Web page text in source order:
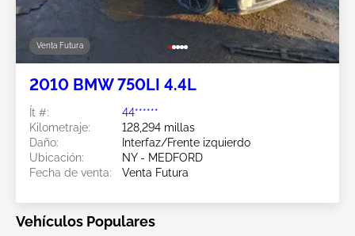
Venta Futura
2010 BMW 750LI 4.4L
Ít #:
44******
Kilometraje:
128,294 millas
Daño:
Interfaz/Frente izquierdo
Ubicación:
NY - MEDFORD
Fecha de venta:
Venta Futura
Vehículos Populares